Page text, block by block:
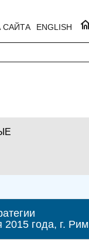
ENGLISH
САЙТА
2015 года, г. Рим